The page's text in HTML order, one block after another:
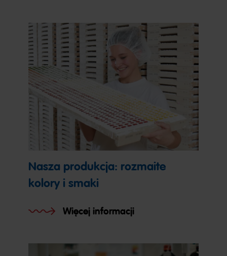
Nasza produkcja: rozmaite
kolory i smaki
Więcej informacji